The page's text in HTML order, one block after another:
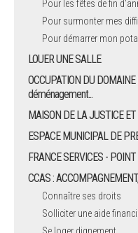
Pour les fêtes de fin
Pour surmonter mes
Pour démarrer mon
LOUER UNE SALLE
OCCUPATION DU
déménagement...
MAISON DE LA JUSTICE
ESPACE MUNICIPAL DE
FRANCE SERVICES -
CCAS :
Connaître ses droits
Solliciter une aide